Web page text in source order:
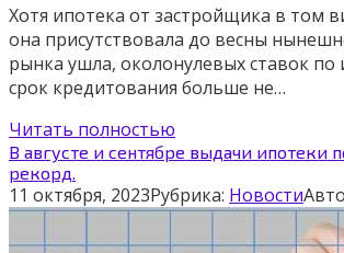
Хотя ипотека от застройщика в том
она присутствовала до весны
рынка ушла, околонулевых ставок по
срок кредитования больше не…
Читать полностью
В августе и сентябре выдачи ипотеки
рекорд.
11 октября, 2023Рубрика: Новости